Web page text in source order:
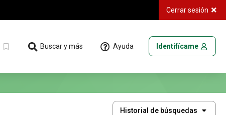
Cerrar sesión
Buscar y más Ayuda Identifícame
Historial
Historial de búsquedas